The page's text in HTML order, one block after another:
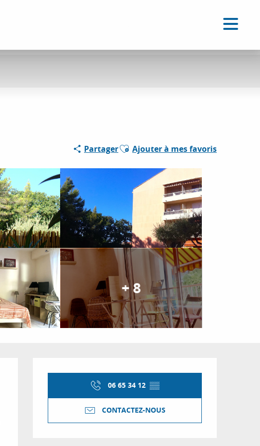
PartagerAjouter aux favoris
Ajouter à mes favoris
+ 8
Ouverture et
06 65 34 12 ▒▒
CONTACTEZ-NOUS